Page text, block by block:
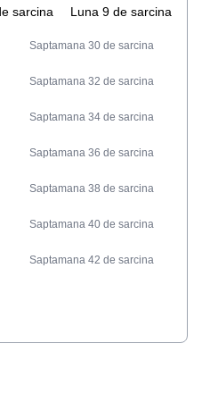
sarcina Luna 9 de sarcina
Saptamana 30 de sarcina
Saptamana 32 de sarcina
Saptamana 34 de sarcina
Saptamana 36 de sarcina
Saptamana 38 de sarcina
Saptamana 40 de sarcina
Saptamana 42 de sarcina